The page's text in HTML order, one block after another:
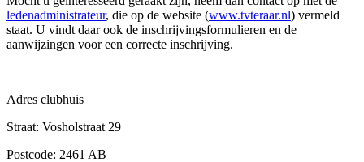
ledenadministrateur, die op de website (www.tvteraar.nl) vermeld
staat. U vindt daar ook de inschrijvingsformulieren en de
aanwijzingen voor een correcte inschrijving.
Adres clubhuis
Straat: Vosholstraat 29
Postcode: 2461 AB